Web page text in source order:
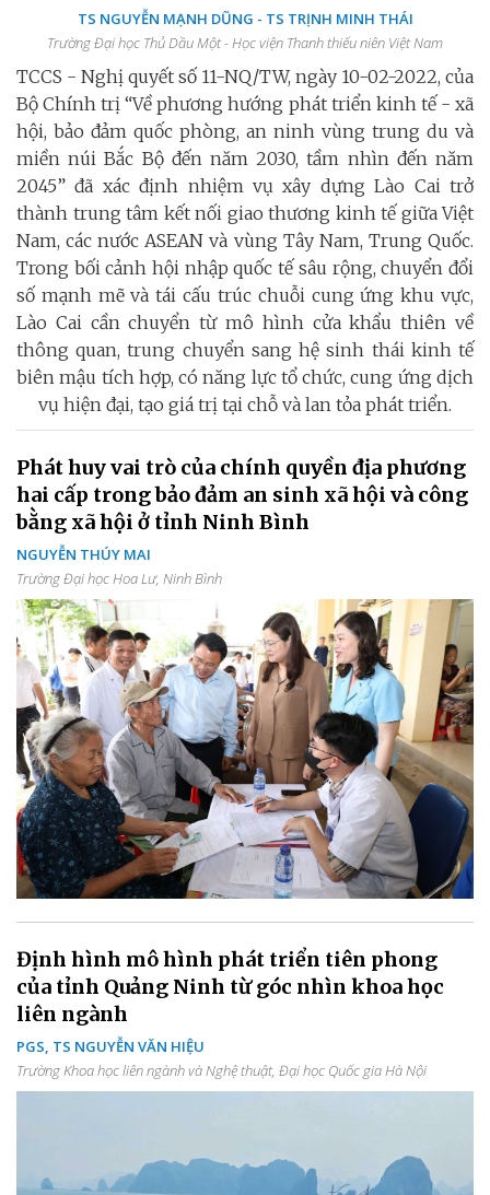
TS NGUYỄN MẠNH DŨNG - TS TRỊNH MINH THÁI
Trường Đại học Thủ Dầu Một - Học viện Thanh thiếu niên Việt Nam
TCCS - Nghị quyết số 11-NQ/TW, ngày 10-02-2022, của
Bộ Chính trị “Về phương hướng phát triển kinh tế - xã
hội, bảo đảm quốc phòng, an ninh vùng trung du và
miền núi Bắc Bộ đến năm 2030, tầm nhìn đến năm
2045” đã xác định nhiệm vụ xây dựng Lào Cai trở
thành trung tâm kết nối giao thương kinh tế giữa Việt
Nam, các nước ASEAN và vùng Tây Nam, Trung Quốc.
Trong bối cảnh hội nhập quốc tế sâu rộng, chuyển đổi
số mạnh mẽ và tái cấu trúc chuỗi cung ứng khu vực,
Lào Cai cần chuyển từ mô hình cửa khẩu thiên về
thông quan, trung chuyển sang hệ sinh thái kinh tế
biên mậu tích hợp, có năng lực tổ chức, cung ứng dịch
vụ hiện đại, tạo giá trị tại chỗ và lan tỏa phát triển.
Phát huy vai trò của chính quyền địa phương
hai cấp trong bảo đảm an sinh xã hội và công
bằng xã hội ở tỉnh Ninh Bình
NGUYỄN THÚY MAI
Trường Đại học Hoa Lư, Ninh Bình
Định hình mô hình phát triển tiên phong
của tỉnh Quảng Ninh từ góc nhìn khoa học
liên ngành
PGS, TS NGUYỄN VĂN HIỆU
Trường Khoa học liên ngành và Nghệ thuật, Đại học Quốc gia Hà Nội